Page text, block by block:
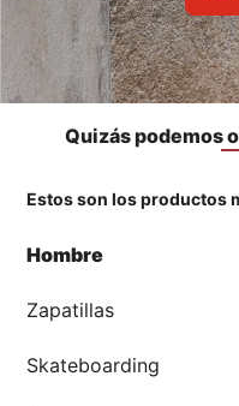
👀 Lo Nuevo
🤑 Zona Outlet
Tiendas
Quizás podemos
Estos son los productos
Hombre
Zapatillas
Skateboarding